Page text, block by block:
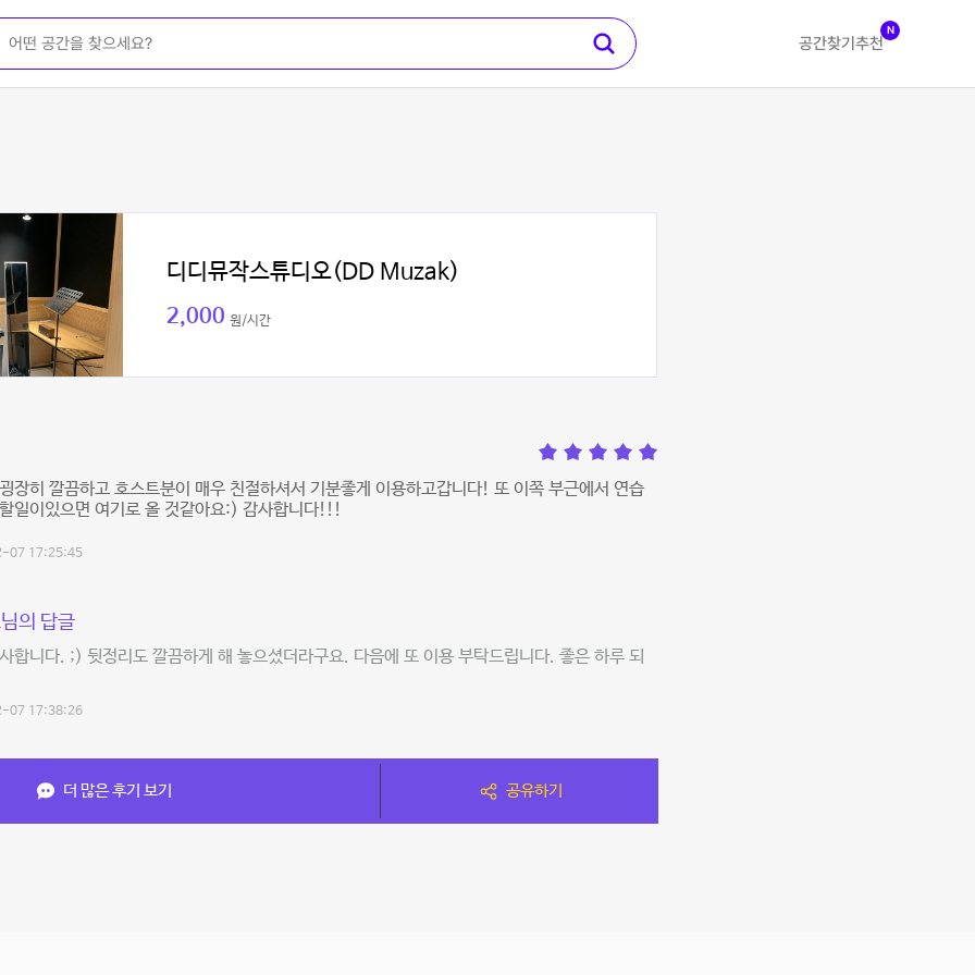
공간찾기 추천
N
디디뮤작스튜디오(DD Muzak)
2,000 원/시간
장히 깔끔하고 호스트분이 매우 친절하셔서 기분좋게 이용하고갑니다! 또 이쪽 부근에서 연습
일이있으면 여기로 올 것같아요:) 감사합니다!!!
07 17:25:45
의 답글
합니다. ;) 뒷정리도 깔끔하게 해 놓으셨더라구요. 다음에 또 이용 부탁드립니다. 좋은 하루 되
07 17:38:26
더 많은 후기 보기 공유하기